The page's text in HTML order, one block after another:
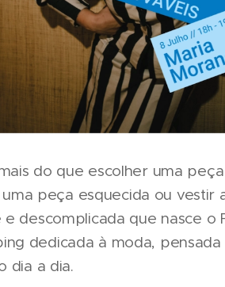
do que escolher uma
peça esquecida ou vestir
descomplicada que nasce o
dedicada à moda,
dia a dia.